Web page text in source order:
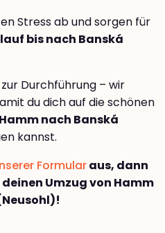
Stress ab und sorgen für
bis nach Banská
Durchführung – wir
du dich auf die schönen
nach Banská
kannst.
Formularaus, dann
Umzug von Hamm